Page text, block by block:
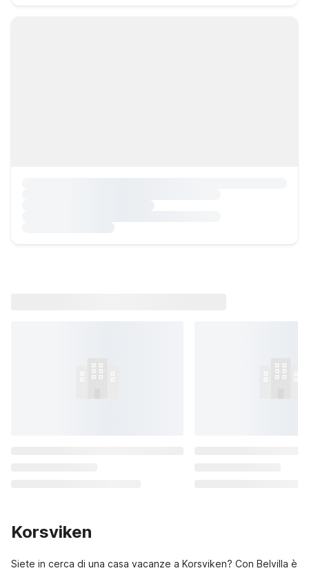
Korsviken
Siete in cerca di una casa vacanze a Korsviken? Con Belvilla è